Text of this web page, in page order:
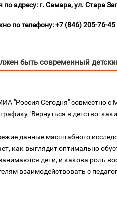
адресу: г. Самара, ул. Стара
по телефону: +7 (846) 205-76-45
быть современный
"Россия Сегодня" совместно с
"Вернуться в детство:
данные масштабного
как выглядит оптимально
дети, и какова роль
взаимодействовать с